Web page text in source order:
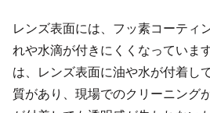
レンズ表面には、フッ素コーティ
れや水滴が付きにくくなっていま
は、レンズ表面に油や水が付着し
質があり、現場でのクリーニング